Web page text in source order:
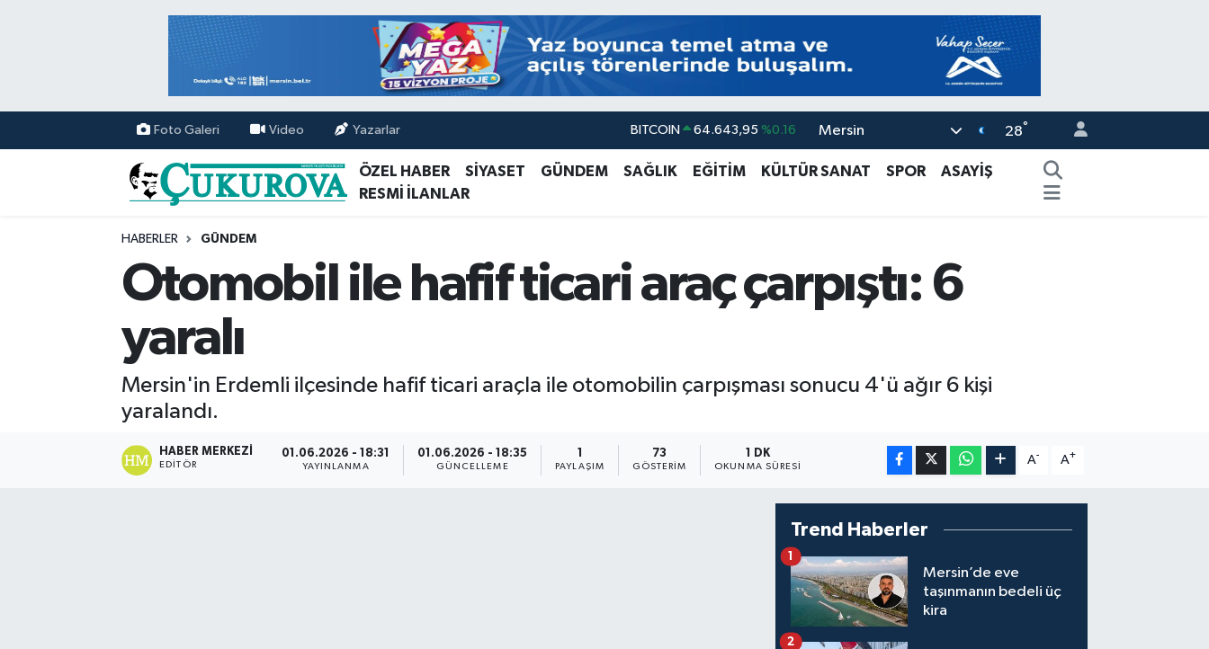
Foto Galeri Video Yazarlar
BITCOIN 64.643,95 %0.16
BİST100 13.799 %70
Mersin 28°
ÖZEL HABER SİYASET GÜNDEM SAĞLIK EĞİTİM KÜLTÜR SANAT SPOR
ASAYİŞ
RESMİ İLANLAR
HABERLER GÜNDEM
Otomobil ile hafif ticari araç çarpıştı: 6
yaralı
Mersin'in Erdemli ilçesinde hafif ticari araçla ile otomobilin çarpışması sonucu 4'ü ağır 6 kişi
yaralandı.
HABER MERKEZI
EDITÖR
01.06.2026 - 18:31
YAYINLANMA
01.06.2026 - 18:35
GÜNCELLEME PAYLAŞIM
73
GÖSTERIM
1 DK
OKUNMA SÜRESI
A- A+
Trend Haberler
Mersin’de eve
taşınmanın bedeli üç
kira
1
2
Mersin Nöbetçi Eczaneler
Mersin Hava Durumu
Mersin Namaz Vakitleri
Mersin Trafik Yoğunluk Haritası
Tüm Manşetler
Son Dakika Haberleri
Haber Arşivi